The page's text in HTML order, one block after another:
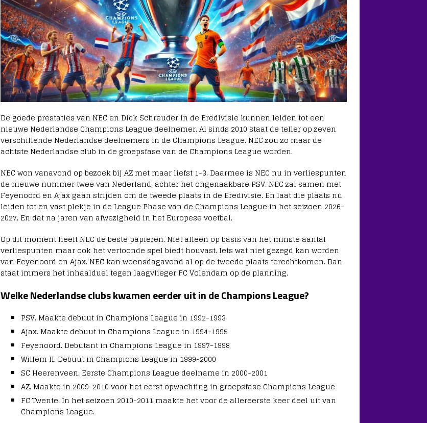
De goede prestaties van NEC en Dick Schreuder in de Eredivisie kunnen leiden tot een
nieuwe Nederlandse Champions League deelnemer. Al sinds 2010 staat de teller op zeven
verschillende Nederlandse deelnemers in de Champions League. NEC zou zo maar de
achtste Nederlandse club in de groepsfase van de Champions League worden.
NEC won vanavond op bezoek bij AZ met maar liefst 1-3. Daarmee is NEC nu in verliespunten
de nieuwe nummer twee van Nederland, achter het ongenaakbare PSV. NEC zal samen met
Feyenoord en Ajax gaan strijden om de tweede plaats in de Eredivisie. En laat die plaats nu
leiden tot en vast plekje in de League Phase van de Champions League in het seizoen 2026-
2027. En dat na jaren van afwezigheid in het Europese voetbal.
Op dit moment heeft NEC de beste papieren. Niet alleen op basis van het minste aantal
verliespunten maar ook het vertoonde spel biedt houvast. Iets wat niet gezegd kan worden
van Feyenoord en Ajax. NEC kan woensdagavond al op de tweede plaats terechtkomen. Dan
staat immers het inhaalduel tegen laagvlieger FC Volendam op de planning.
Welke Nederlandse clubs kwamen eerder uit in de Champions League?
PSV. Maakte debuut in Champions League in 1992-1993
Ajax. Maakte debuut in Champions League in 1994-1995
Feyenoord. Debutant in Champions League in 1997-1998
Willem II. Debuut in Champions League in 1999-2000
SC Heerenveen. Eerste Champions League deelname in 2000-2001
AZ. Maakte in 2009-2010 voor het eerst opwachting in groepsfase Champions League
FC Twente. In het seizoen 2010-2011 maakte het voor de allereerste keer deel uit van
Champions League.